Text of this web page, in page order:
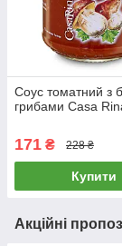
Соус томатний з
грибами Casa
171 ₴ 228 ₴
Купити
Акційні